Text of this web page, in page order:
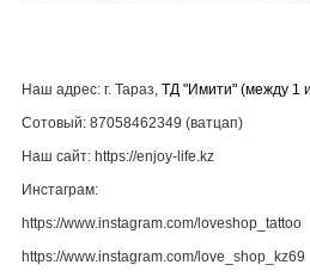
Наш адрес: г. Тараз, ТД "Имити" (между 1 и
Сотовый: 87058462349 (ватцап)
Наш сайт: https://enjoy-life.kz
Инстаграм:
https://www.instagram.com/loveshop_tattoo
https://www.instagram.com/love_shop_kz69